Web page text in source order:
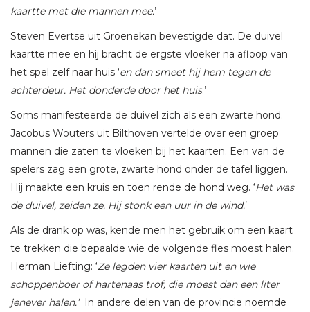
kaartte met die mannen mee.’
Steven Evertse uit Groenekan bevestigde dat. De duivel
kaartte mee en hij bracht de ergste vloeker na afloop van
het spel zelf naar huis ‘en dan smeet hij hem tegen de
achterdeur. Het donderde door het huis.’
Soms manifesteerde de duivel zich als een zwarte hond.
Jacobus Wouters uit Bilthoven vertelde over een groep
mannen die zaten te vloeken bij het kaarten. Een van de
spelers zag een grote, zwarte hond onder de tafel liggen.
Hij maakte een kruis en toen rende de hond weg. ‘Het was
de duivel, zeiden ze. Hij stonk een uur in de wind.’
Als de drank op was, kende men het gebruik om een kaart
te trekken die bepaalde wie de volgende fles moest halen.
Herman Liefting: ‘Ze legden vier kaarten uit en wie
schoppenboer of hartenaas trof, die moest dan een liter
jenever halen.’In andere delen van de provincie noemde